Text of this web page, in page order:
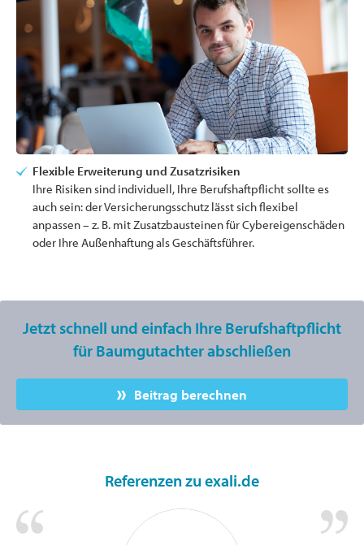
Flexible Erweiterung und Zusatzrisiken
Ihre Risiken sind individuell, Ihre Berufshaftpflicht sollte es
auch sein: der Versicherungsschutz lässt sich flexibel
anpassen – z. B. mit Zusatzbausteinen für Cybereigenschäden
oder Ihre Außenhaftung als Geschäftsführer.
Jetzt schnell und einfach Ihre Berufshaftpflicht
für Baumgutachter abschließen
Beitrag berechnen
Referenzen zu exali.de